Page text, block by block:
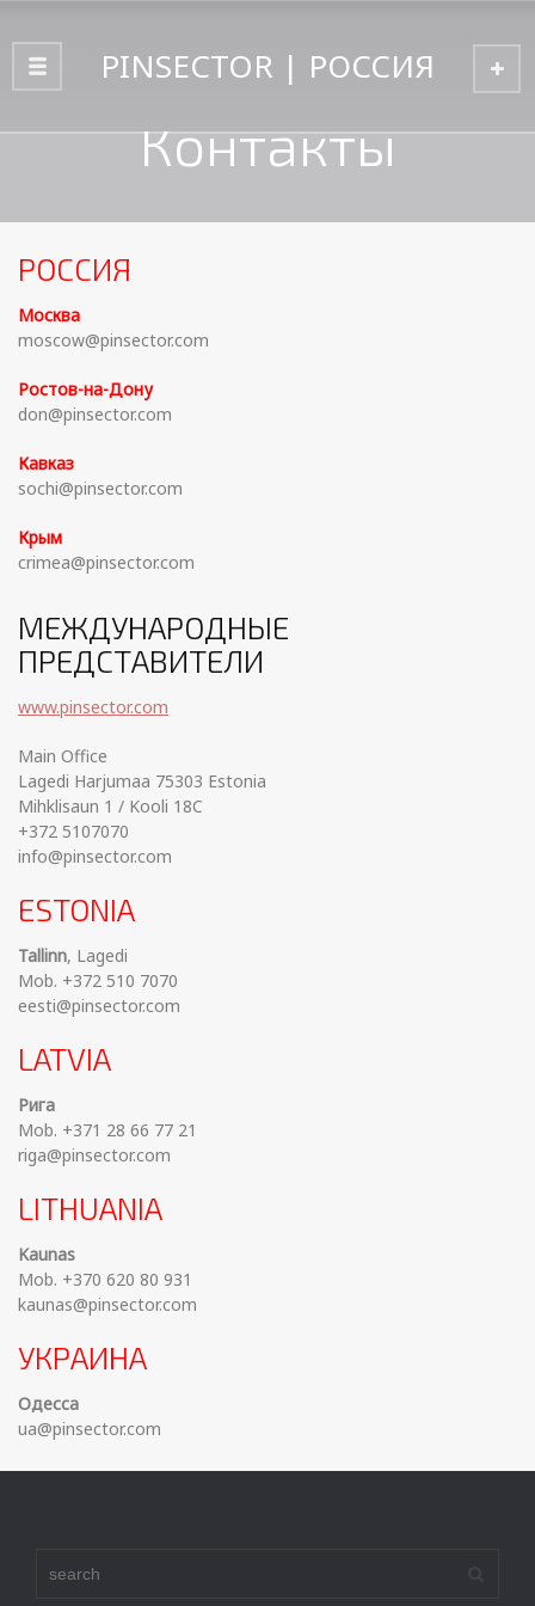
PINSECTOR | РОССИЯ
Контакты
Контакты
РОССИЯ
Москва
moscow@pinsector.com
Ростов-на-Дону
don@pinsector.com
Кавказ
sochi@pinsector.com
Крым
crimea@pinsector.com
МЕЖДУНАРОДНЫЕ
ПРЕДСТАВИТЕЛИ
www.pinsector.com
Main Office
Lagedi Harjumaa 75303 Estonia
Mihklisaun 1 / Kooli 18C
+372 5107070
info@pinsector.com
ESTONIA
Tallinn, Lagedi
Mob. +372 510 7070
eesti@pinsector.com
LATVIA
Рига
Mob. +371 28 66 77 21
riga@pinsector.com
LITHUANIA
Kaunas
Mob. +370 620 80 931
kaunas@pinsector.com
УКРАИНА
Одесса
ua@pinsector.com